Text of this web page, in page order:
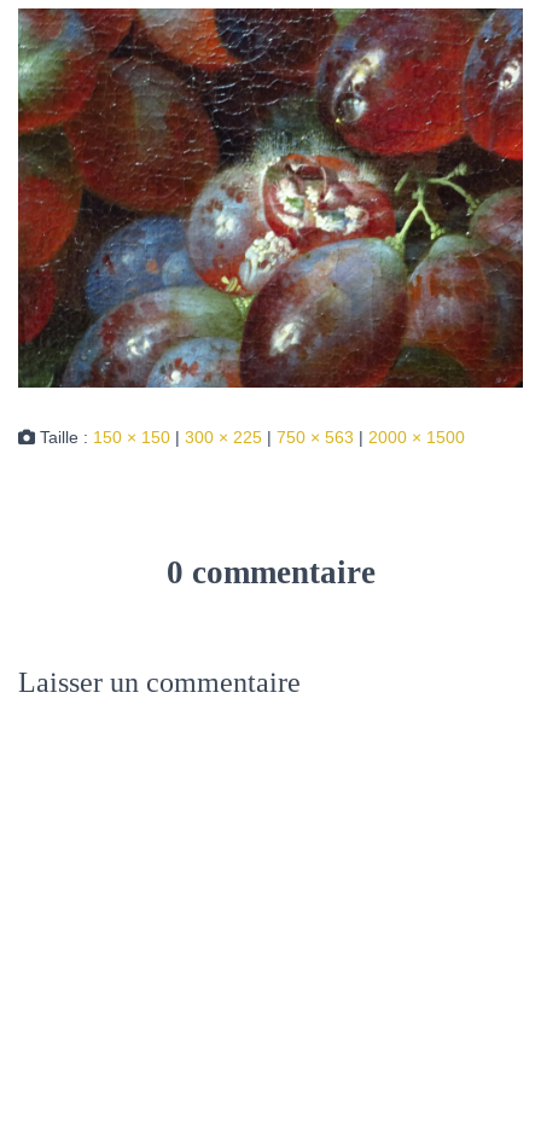
Taille : 150 × 150 | 300 × 225 | 750 × 563 | 2000 × 1500
0 commentaire
Laisser un commentaire